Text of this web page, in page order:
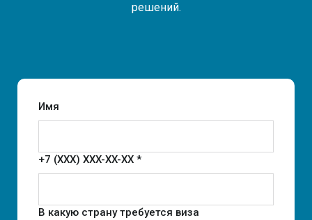
решений.
Имя
+7 (XXX) XXX-XX-XX *
В какую страну требуется виза